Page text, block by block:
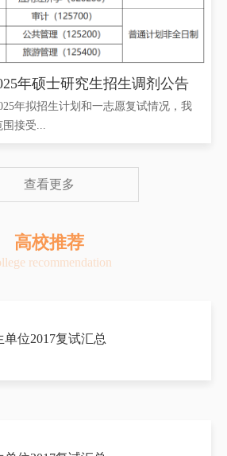
年硕士研究生招生调剂公告
年拟招生计划和一志愿复试情况，我
围接受...
查看更多
高校推荐
recommendation
位2017复试汇总